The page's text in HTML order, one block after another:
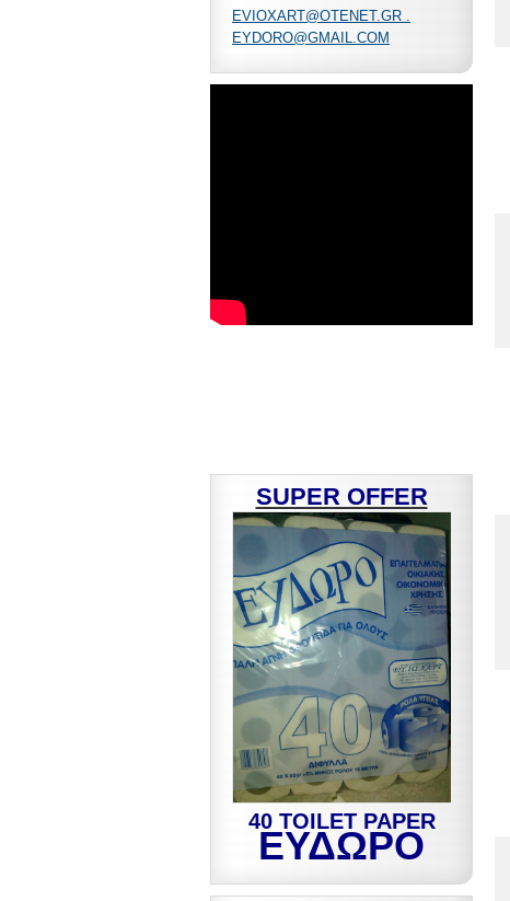
EVIOXART@OTENET.GR .
EYDORO@GMAIL.COM
SUPER OFFER
40 TOILET PAPER
ΕΥΔΩΡΟ